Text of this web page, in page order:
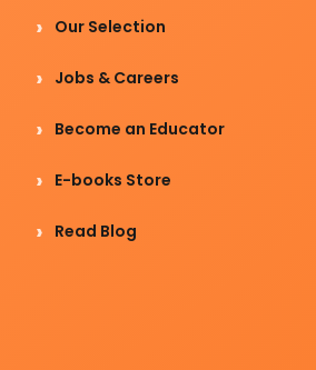
Our Selection
Jobs & Careers
Become an Educator
E-books Store
Read Blog